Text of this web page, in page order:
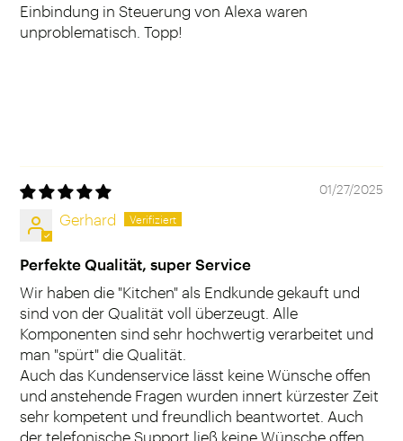
Einbindung in Steuerung von Alexa waren
unproblematisch. Topp!
01/27/2025
Gerhard
Perfekte Qualität, super Service
Wir haben die "Kitchen" als Endkunde gekauft und
sind von der Qualität voll überzeugt. Alle
Komponenten sind sehr hochwertig verarbeitet und
man "spürt" die Qualität.
Auch das Kundenservice lässt keine Wünsche offen
und anstehende Fragen wurden innert kürzester Zeit
sehr kompetent und freundlich beantwortet. Auch
der telefonische Support ließ keine Wünsche offen.